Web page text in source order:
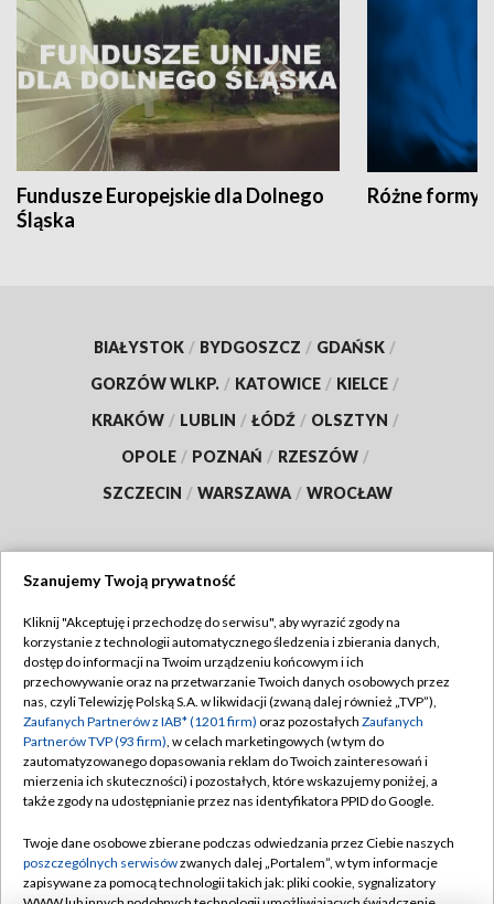
Fundusze Europejskie dla Dolnego
Śląska
Różne formy
BIAŁYSTOK / BYDGOSZCZ / GDAŃSK /
GORZÓW WLKP. / KATOWICE / KIELCE /
KRAKÓW / LUBLIN / ŁÓDŹ / OLSZTYN /
OPOLE / POZNAŃ / RZESZÓW /
SZCZECIN / WARSZAWA / WROCŁAW
TVP
Abonament TVP
Emisja w TVP
Centrum informacji TVP
Naziemna Telewizja Cyfrowa
Rada Programowa
System NOS
Regulamin TVP
Polityka prywatności
Moje zgody
Pomoc
Kontakt
Szanujemy Twoją prywatność
Kliknij "Akceptuję i przechodzę do serwisu", aby wyrazić zgody na
korzystanie z technologii automatycznego śledzenia i zbierania danych,
dostęp do informacji na Twoim urządzeniu końcowym i ich
przechowywanie oraz na przetwarzanie Twoich danych osobowych przez
nas, czyli Telewizję Polską S.A. w likwidacji (zwaną dalej również „TVP”),
Zaufanych Partnerów z IAB* (1201 firm) oraz pozostałych Zaufanych
Partnerów TVP (93 firm), w celach marketingowych (w tym do
zautomatyzowanego dopasowania reklam do Twoich zainteresowań i
mierzenia ich skuteczności) i pozostałych, które wskazujemy poniżej, a
także zgody na udostępnianie przez nas identyfikatora PPID do Google.
Twoje dane osobowe zbierane podczas odwiedzania przez Ciebie naszych
poszczególnych serwisówzwanych dalej „Portalem”, w tym informacje
zapisywane za pomocą technologii takich jak: pliki cookie, sygnalizatory